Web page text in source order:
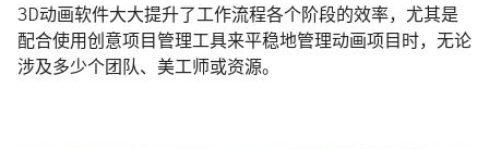
3D动画软件大大提升了工作流程各个阶段的效率，尤其是
配合使用创意项目管理工具来平稳地管理动画项目时，无论
涉及多少个团队、美工师或资源。